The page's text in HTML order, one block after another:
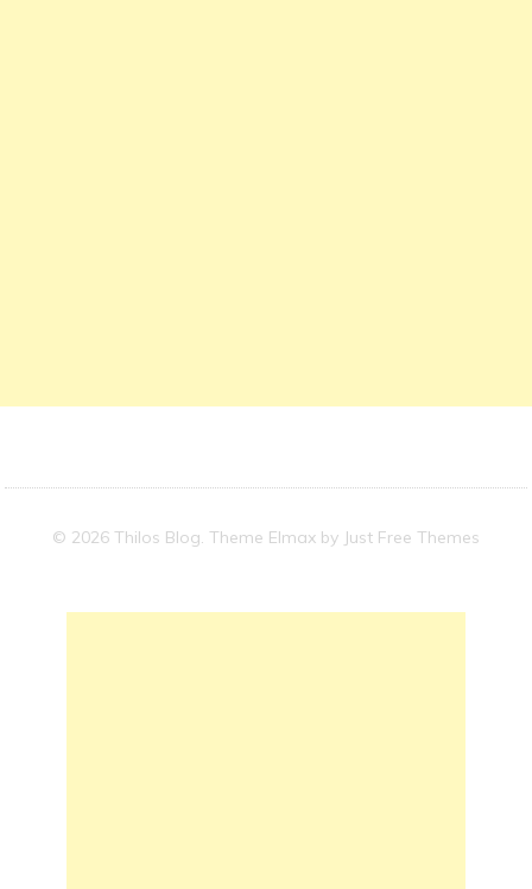
© 2026 Thilos Blog. Theme Elmax by Just Free Themes